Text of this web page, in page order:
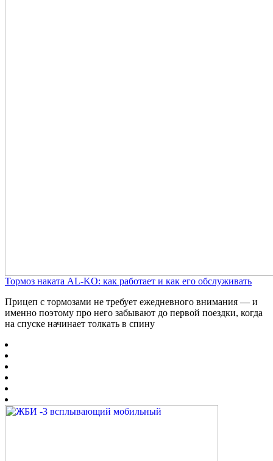
Тормоз наката AL-KO: как работает и как его обслуживать
Прицеп с тормозами не требует ежедневного внимания — и
именно поэтому про него забывают до первой поездки, когда
на спуске начинает толкать в спину